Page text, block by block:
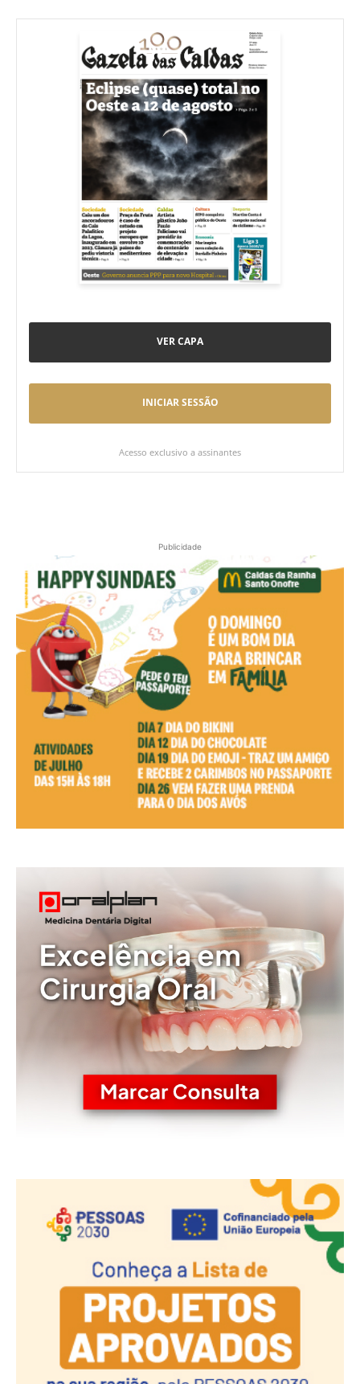
VER CAPA
INICIAR SESSÃO
Acesso exclusivo a assinantes
Publicidade